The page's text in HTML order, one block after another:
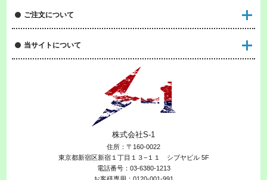
ご注文について
当サイトについて
株式会社S-1
住所：〒160-0022
東京都新宿区新宿１丁目１３−１１ シブヤビル 5F
電話番号：03-6380-1213